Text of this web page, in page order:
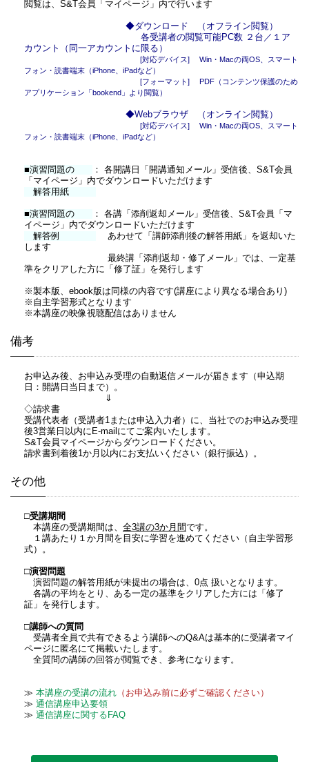
閲覧は、S&T会員「マイページ」内で行います
◆ダウンロード （オフライン閲覧）
各受講者の閲覧可能PC数 ２台／１ア
カウント（同一アカウントに限る）
[対応デバイス] Win・Macの両OS、スマート
フォン・読書端末（iPhone、iPadなど）
[フォーマット] PDF（コンテンツ保護のため
アプリケーション「bookend」より閲覧）
◆Webブラウザ （オンライン閲覧）
[対応デバイス] Win・Macの両OS、スマート
フォン・読書端末（iPhone、iPadなど）
■演習問題の
： 各開講日「開講通知メール」受信後、S&T会員
「マイページ」内でダウンロードいただけます
解答用紙
■演習問題の
： 各講「添削返却メール」受信後、S&T会員「マ
イページ」内でダウンロードいただけます
解答例
あわせて「講師添削後の解答用紙」を返却いた
します
最終講「添削返却・修了メール」では、一定基
準をクリアした方に「修了証」を発行します
※製本版、ebook版は同様の内容です(講座により異なる場合あり)
※自主学習形式となります
※本講座の映像視聴配信はありません
備考
お申込み後、お申込み受理の自動返信メールが届きます（申込期
日：開講日当日まで）。
⇓
◇請求書
受講代表者（受講者1または申込入力者）に、当社でのお申込み受理
後3営業日以内にE-mailにてご案内いたします。
S&T会員マイページからダウンロードください。
請求書到着後1か月以内にお支払いください（銀行振込）。
その他
□受講期間
本講座の受講期間は、 全3講の3か月間です。
１講あたり１か月間を目安に学習を進めてください（自主学習形
式）。
□演習問題
演習問題の解答用紙が未提出の場合は、0点 扱いとなります。
各講の平均をとり、ある一定の基準をクリアした方には「修了
証」を発行します。
□講師への質問
受講者全員で共有できるよう講師へのQ&Aは基本的に受講者マイ
ページに匿名にて掲載いたします。
全質問の講師の回答が閲覧でき、参考になります。
≫ 本講座の受講の流れ（お申込み前に必ずご確認ください）
≫ 通信講座申込要領
≫ 通信講座に関するFAQ